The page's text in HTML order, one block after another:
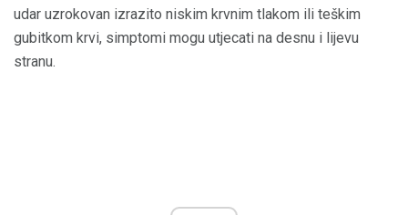
udar uzrokovan izrazito niskim krvnim tlakom ili teškim
gubitkom krvi, simptomi mogu utjecati na desnu i lijevu
stranu.